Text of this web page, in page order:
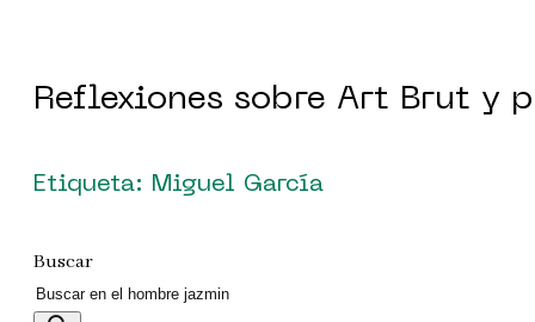
Reflexiones sobre Art Brut y
Etiqueta: Miguel García
Buscar